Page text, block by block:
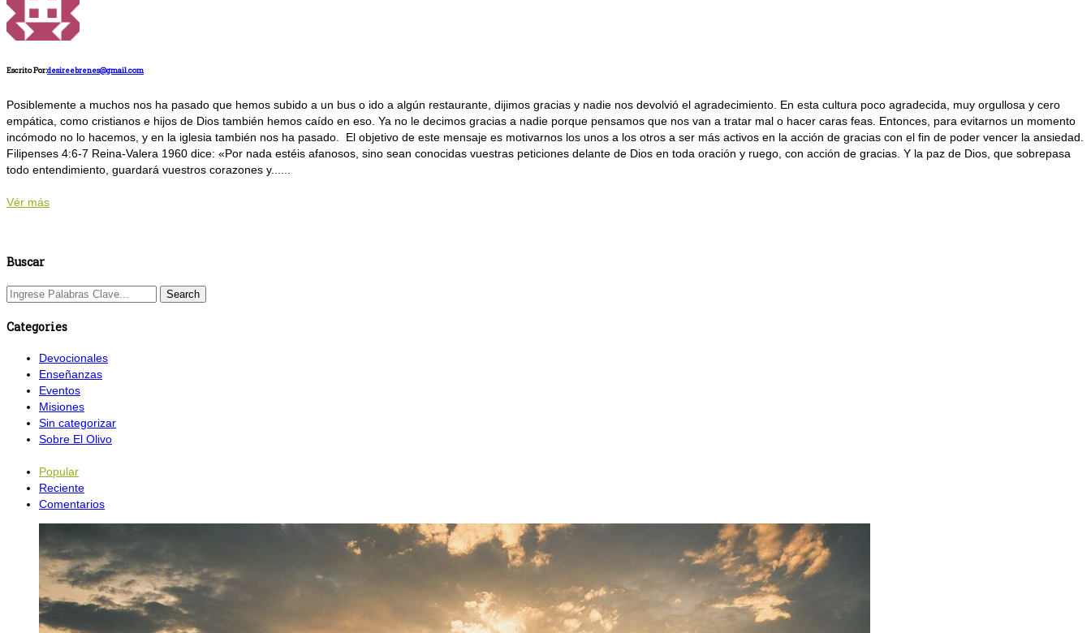
Escrito Por:desireebrenes@gmail.com
Posiblemente a muchos nos ha pasado que hemos subido a un bus o ido a algún restaurante, dijimos gracias y nadie nos devolvió el agradecimiento. En esta cultura poco agradecida, muy orgullosa y cero
empática, como cristianos e hijos de Dios también hemos caído en eso. Ya no le decimos gracias a nadie porque pensamos que nos van a tratar mal o hacer caras feas. Entonces, para evitarnos un momento
incómodo no lo hacemos, y en la iglesia también nos ha pasado. El objetivo de este mensaje es motivarnos los unos a los otros a ser más activos en la acción de gracias con el fin de poder vencer la ansiedad.
Filipenses 4:6-7 Reina-Valera 1960 dice: «Por nada estéis afanosos, sino sean conocidas vuestras peticiones delante de Dios en toda oración y ruego, con acción de gracias. Y la paz de Dios, que sobrepasa
todo entendimiento, guardará vuestros corazones y......
Vér más
Buscar
Categories
Devocionales
Enseñanzas
Eventos
Misiones
Sin categorizar
Sobre El Olivo
Popular
Reciente
Comentarios